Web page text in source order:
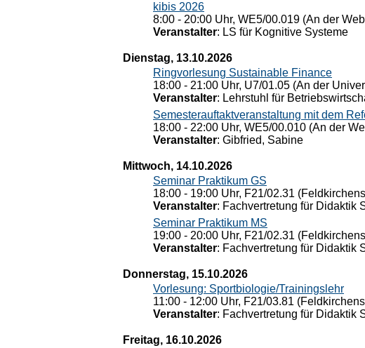
kibis 2026
8:00 - 20:00 Uhr, WE5/00.019 (An der
Veranstalter: LS für Kognitive Systeme
Dienstag, 13.10.2026
Ringvorlesung Sustainable Finance
18:00 - 21:00 Uhr, U7/01.05 (An der
Veranstalter: Lehrstuhl für
Semesterauftaktveranstaltung mit dem
18:00 - 22:00 Uhr, WE5/00.010 (An der
Veranstalter: Gibfried, Sabine
Mittwoch, 14.10.2026
Seminar Praktikum GS
18:00 - 19:00 Uhr, F21/02.31
Veranstalter: Fachvertretung für Didaktik
Seminar Praktikum MS
19:00 - 20:00 Uhr, F21/02.31
Veranstalter: Fachvertretung für Didaktik
Donnerstag, 15.10.2026
Vorlesung: Sportbiologie/Trainingslehr
11:00 - 12:00 Uhr, F21/03.81
Veranstalter: Fachvertretung für Didaktik
Freitag, 16.10.2026